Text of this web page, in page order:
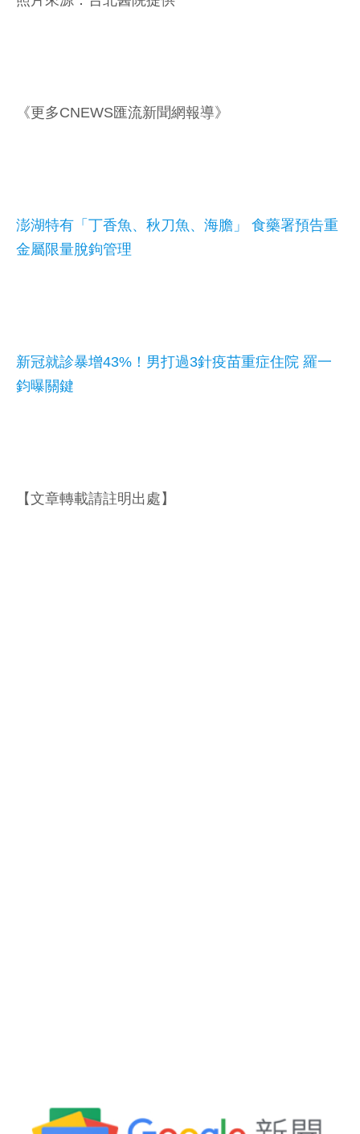
《更多CNEWS匯流新聞網報導》
澎湖特有「丁香魚、秋刀魚、海膽」 食藥署預告重
金屬限量脫鉤管理
新冠就診暴增43%！男打過3針疫苗重症住院 羅一
鈞曝關鍵
【文章轉載請註明出處】